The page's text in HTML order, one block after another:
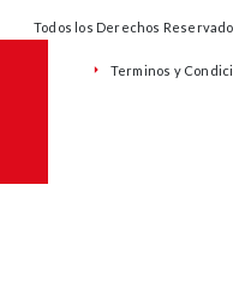
Todos los Derechos
Terminos y